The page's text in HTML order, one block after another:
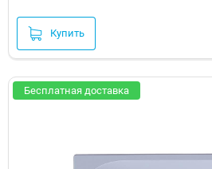
Купить
Бесплатная доставка